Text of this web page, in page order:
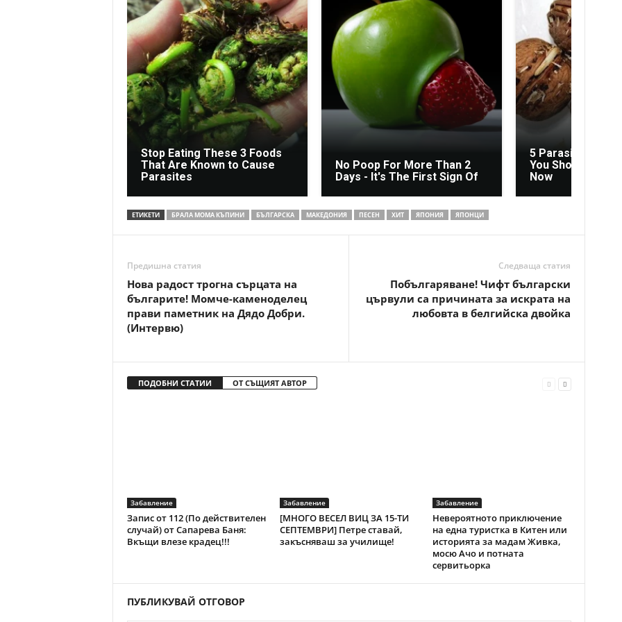
Stop Eating These 3 Foods
That Are Known to Cause
Parasites
No Poop For More Than 2
Days - It's The First Sign Of
5 Parasite-
You Should Stop
Now
ЕТИКЕТИ БРАЛА МОМА КЪПИНИ БЪЛГАРСКА МАКЕДОНИЯ ПЕСЕН ХИТ ЯПОНИЯ ЯПОНЦИ
Предишна статия
Нова радост трогна сърцата на
българите! Момче-каменоделец
прави паметник на Дядо Добри.
(Интервю)
Следваща статия
Побългаряване! Чифт български
цървули са причината за искрата на
любовта в белгийска двойка
ПОДОБНИ СТАТИИ ОТ СЪЩИЯТ АВТОР
Забавление
Запис от 112 (По действителен
случай) от Сапарева Баня:
Вкъщи влезе крадец!!!
Забавление
[МНОГО ВЕСЕЛ ВИЦ ЗА 15-ТИ
СЕПТЕМВРИ] Петре ставай,
закъсняваш за училище!
Забавление
Невероятното приключение
на една туристка в Китен или
историята за мадам Живка,
мосю Ачо и потната
сервитьорка
ПУБЛИКУВАЙ ОТГОВОР